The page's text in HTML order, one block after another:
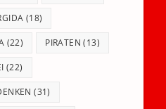
(18)
(22) PIRATEN (13)
(22)
(31)